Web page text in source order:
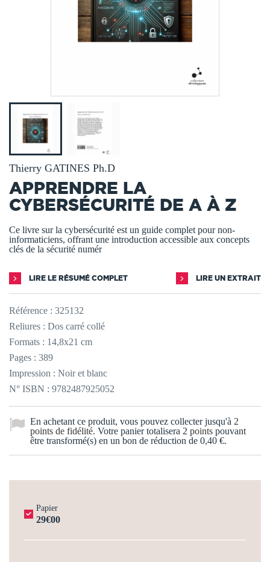
Thierry GATINES Ph.D
APPRENDRE LA
CYBERSÉCURITÉ DE A À Z
Ce livre sur la cybersécurité est un guide complet pour non-
informaticiens, offrant une introduction accessible aux concepts
clés de la sécurité numér
LIRE LE RÉSUMÉ COMPLET LIRE UN EXTRAIT
Référence : 325132
Reliures : Dos carré collé
Formats : 14,8x21 cm
Pages : 389
Impression : Noir et blanc
N° ISBN : 9782487925052
En achetant ce produit, vous pouvez collecter jusqu'à 2
points de fidélité. Votre panier totalisera 2 points pouvant
être transformé(s) en un bon de réduction de 0,40 €.
Papier
29€00